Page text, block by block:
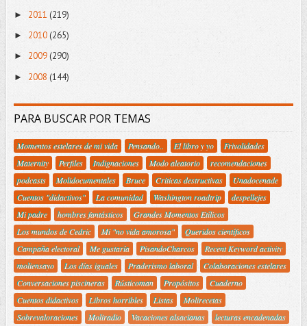
► 2011 (219)
► 2010 (265)
► 2009(290)
► 2008 (144)
PARA BUSCAR POR TEMAS
Momentos estelares de mi vida Pensando.. El libro y yo
Frivolidades
Maternity
Perfiles Indignaciones Modo aleatorio
recomendaciones
podcasts
Molidocumentales Bruce Criticas destructivas
Unadocenade
Cuentos "didactivos"
La comunidad Washington roadtrip
despellejes
Mi padre
hombres fantásticos
Grandes Momentos Etílicos
Los mundos de Cedric
Mi "no vida amorosa"
Queridos científicos
Campaña electoral
Me gustaría PisandoCharcos
Recent Keyword activity
moliensayo
Los días iguales Praderismo laboral
Colaboraciones estelares
Conversaciones piscineras
Rústicoman Propósitos
Cuaderno
Cuentos didactivos
Libros horribles Listas
Molirecetas
Sobrevaloraciones
Moliradio Vacaciones alsacianas
lecturas encadenadas